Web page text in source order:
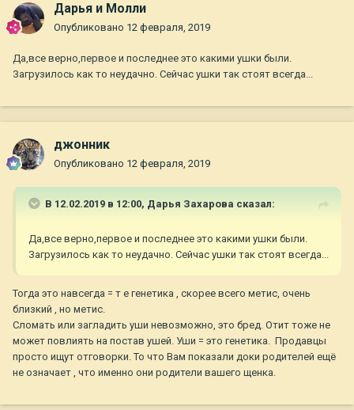
Дарья и Молли
Опубликовано 12 февраля, 2019
Да,все верно,первое и последнее это какими ушки были.
Загрузилось как то неудачно. Сейчас ушки так стоят всегда...
джонник
Опубликовано 12 февраля, 2019
В 12.02.2019 в 12:00, Дарья Захарова сказал:
Да,все верно,первое и последнее это какими ушки были.
Загрузилось как то неудачно. Сейчас ушки так стоят всегда...
Тогда это навсегда = т е генетика , скорее всего метис, очень
близкий , но метис.
Сломать или загладить уши невозможно, это бред. Отит тоже не
может повлиять на постав ушей. Уши = это генетика. Продавцы
просто ищут отговорки. То что Вам показали доки родителей ещё
не означает , что именно они родители вашего щенка.